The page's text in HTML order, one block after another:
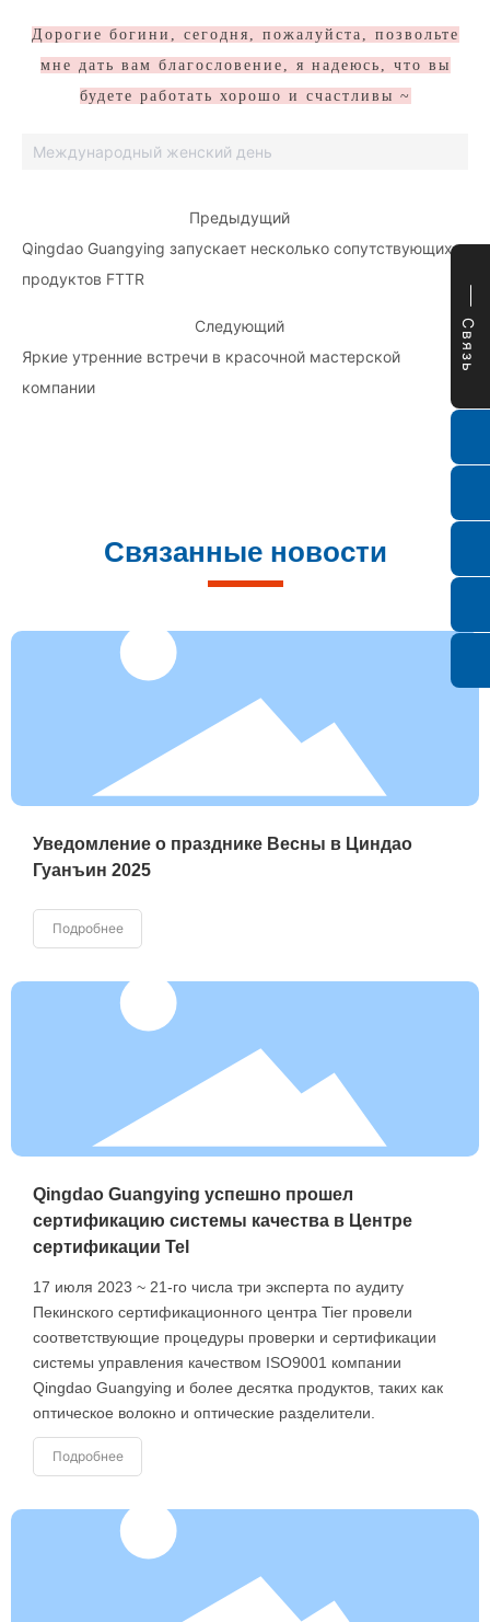
Дорогие богини, сегодня, пожалуйста, позвольте
мне дать вам благословение, я надеюсь, что вы
будете работать хорошо и счастливы ~
Международный женский день
Предыдущий
Qingdao Guangying запускает несколько сопутствующих
продуктов FTTR
Следующий
Яркие утренние встречи в красочной мастерской
компании
Связанные новости
Уведомление о празднике Весны в Циндао
Гуанъин 2025
Подробнее
Qingdao Guangying успешно прошел
сертификацию системы качества в Центре
сертификации Tel
17 июля 2023 ~ 21-го числа три эксперта по аудиту
Пекинского сертификационного центра Tier провели
соответствующие процедуры проверки и сертификации
системы управления качеством ISO9001 компании
Qingdao Guangying и более десятка продуктов, таких как
оптическое волокно и оптические разделители.
Подробнее
Связь